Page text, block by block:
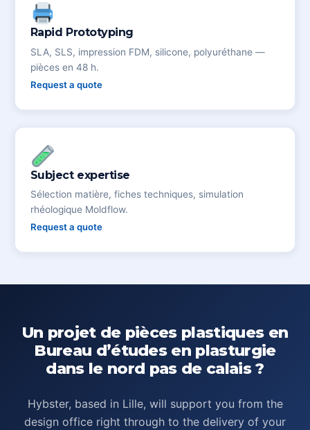
Rapid Prototyping
SLA, SLS, impression FDM, silicone, polyuréthane —
pièces en 48 h.
Request a quote
Subject expertise
Sélection matière, fiches techniques, simulation
rhéologique Moldflow.
Request a quote
Un projet de pièces plastiques en
Bureau d’études en plasturgie
dans le nord pas de calais ?
Hybster, based in Lille, will support you from the
design office right through to the delivery of your